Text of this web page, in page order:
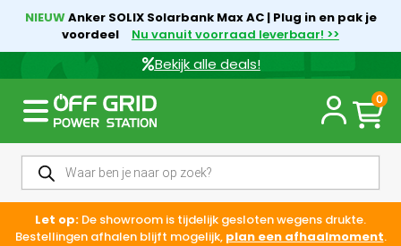
NIEUWAnker SOLIX Solarbank Max AC | Plug in en pak je
voordeel
Nu vanuit voorraad leverbaar! >>
Bekijk alle deals!
0
Let op: De showroom is tijdelijk gesloten wegens drukte.
Bestellingen afhalen blijft mogelijk, plan een afhaalmoment.